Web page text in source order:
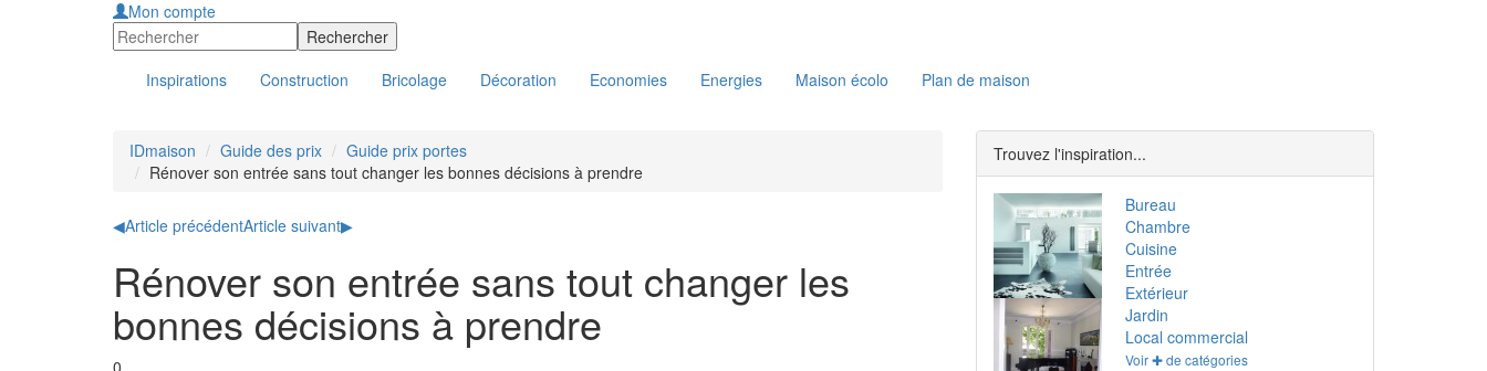
Mon compte
Inspirations Construction Bricolage Décoration Economies Energies Maison écolo Plan de maison
IDmaison Guide des prix
Guide prix portes
Rénover son entrée sans tout changer les bonnes décisions à prendre
◀Article précédentArticle suivant▶
Rénover son entrée sans tout changer les
bonnes décisions à prendre
0
Trouvez l'inspiration...
Bureau
Chambre
Cuisine
Entrée
Extérieur
Jardin
Local commercial
Voir ✚ de catégories